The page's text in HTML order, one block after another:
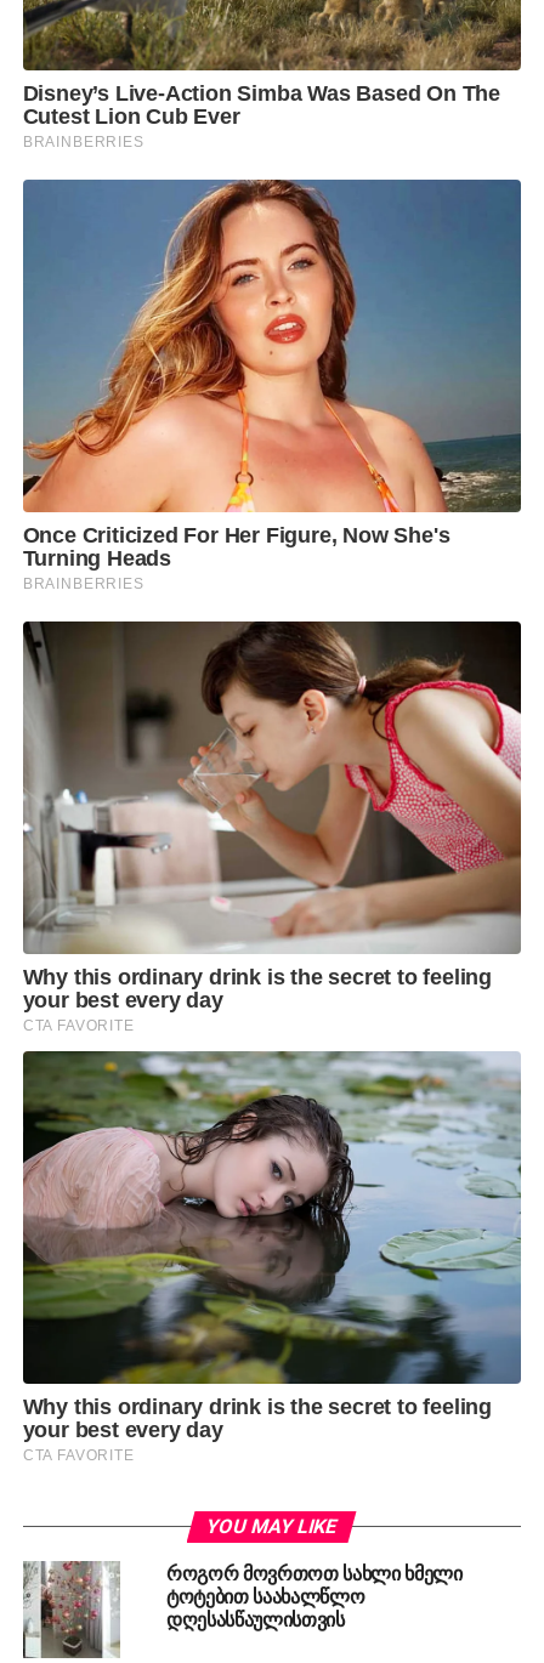
YOU MAY LIKE
როგორ მოვრთოთ სახლი ხმელი
ტოტებით საახალწლო
დღესასწაულისთვის